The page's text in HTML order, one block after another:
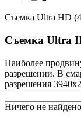
Съемка Ultra HD
Съемка Ultra
Наиболее
разрешении. В
разрешения
Ничего не найдено